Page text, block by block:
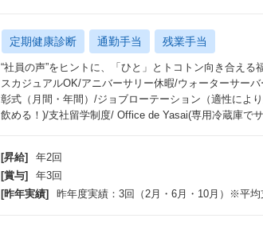
定期健康診断 通勤手当 残業手当
“社員の声”をヒントに、「ひと」とトコトン向き合え
スカジュアルOK/アニバーサリー休暇/ウォーターサー
彰式（月間・年間）/ジョブローテーション（適性によ
飲める！)/支社留学制度/ Office de Yasai(専用冷蔵庫で
[昇給]
年2回
[賞与]
年3回
[昨年実績]
昨年度実績：3回（2月・6月・10月）※平均